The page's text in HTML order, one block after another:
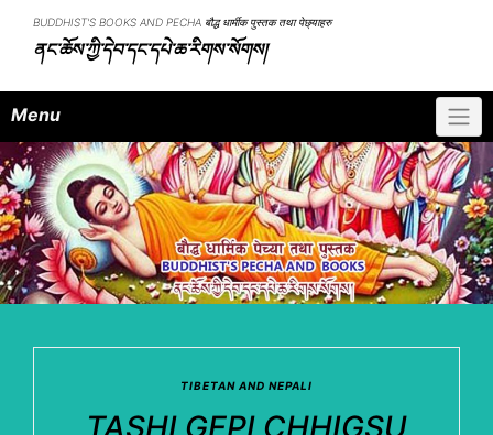
content
BUDDHIST'S BOOKS AND PECHA बौद्ध धार्मीक पुस्तक तथा पेछ्याहरु
ནང་ཆོས་ཀྱི་དེབ་དང་དཔེ་ཆ་རིགས་སོགས།
Menu
TIBETAN AND NEPALI
TASHI GEPI CHHIGSU